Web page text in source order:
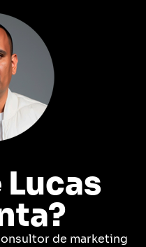
Lucas
de marketing